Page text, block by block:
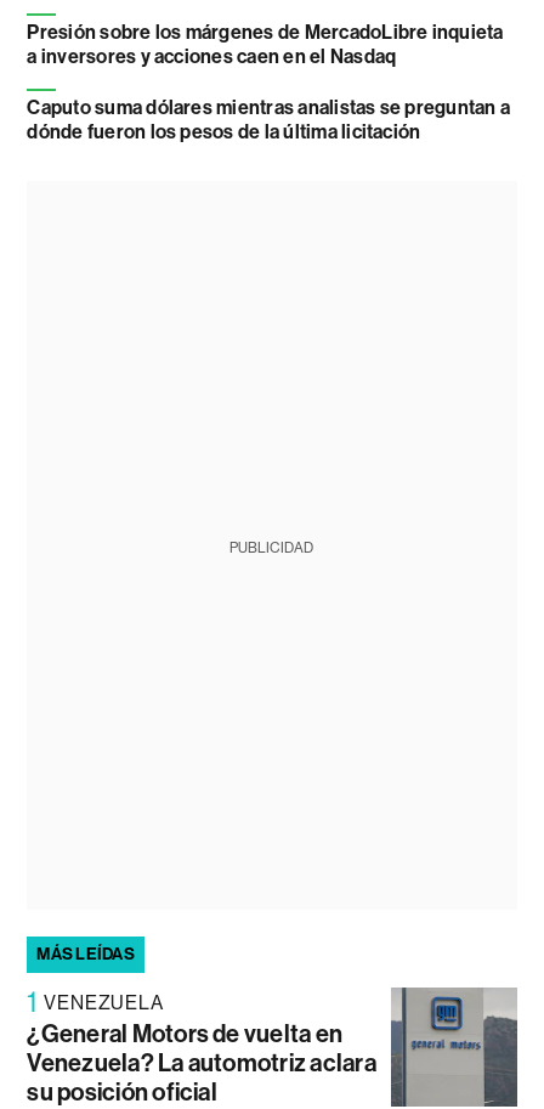
Presión sobre los márgenes de MercadoLibre inquieta
a inversores y acciones caen en el Nasdaq
Caputo suma dólares mientras analistas se preguntan a
dónde fueron los pesos de la última licitación
PUBLICIDAD
MÁS LEÍDAS
1 VENEZUELA
¿General Motors de vuelta en
Venezuela? La automotriz aclara
su posición oficial